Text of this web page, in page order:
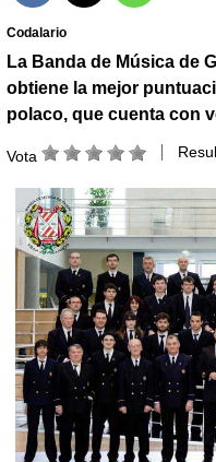
Codalario
La Banda de Música de
obtiene la mejor
polaco, que cuenta con
Vota